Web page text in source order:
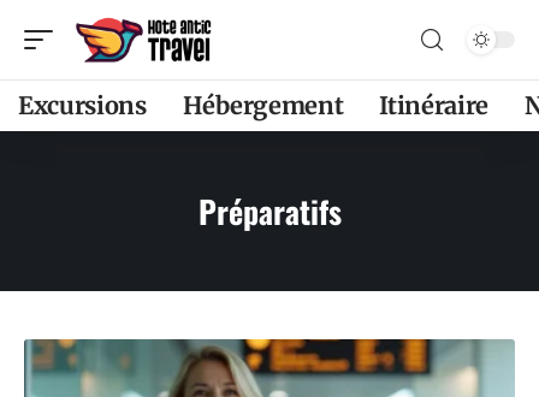
Excursions Hébergement Itinéraire
Préparatifs